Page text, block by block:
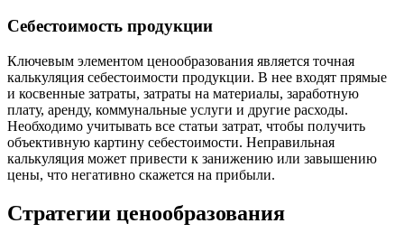
Себестоимость продукции
Ключевым элементом ценообразования является точная
калькуляция себестоимости продукции. В нее входят прямые
и косвенные затраты, затраты на материалы, заработную
плату, аренду, коммунальные услуги и другие расходы.
Необходимо учитывать все статьи затрат, чтобы получить
объективную картину себестоимости. Неправильная
калькуляция может привести к занижению или завышению
цены, что негативно скажется на прибыли.
Стратегии ценообразования